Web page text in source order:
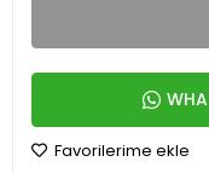
Favorilerime ekle